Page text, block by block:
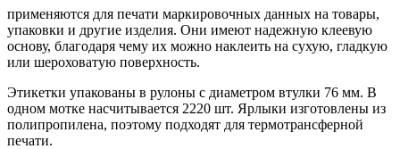
применяются для печати маркировочных данных на товары,
упаковки и другие изделия. Они имеют надежную клеевую
основу, благодаря чему их можно наклеить на сухую, гладкую
или шероховатую поверхность.
Этикетки упакованы в рулоны с диаметром втулки 76 мм. В
одном мотке насчитывается 2220 шт. Ярлыки изготовлены из
полипропилена, поэтому подходят для термотрансферной
печати.